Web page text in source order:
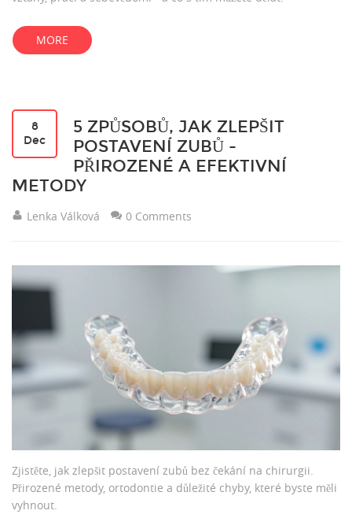
MORE
8
Dec
5 ZPŮSOBŮ, JAK ZLEPŠIT
POSTAVENÍ ZUBŮ -
PŘIROZENÉ A EFEKTIVNÍ
METODY
Lenka Válková 0 Comments
Zjistěte, jak zlepšit postavení zubů bez čekání na chirurgii.
Přirozené metody, ortodontie a důležité chyby, které byste měli
vyhnout.